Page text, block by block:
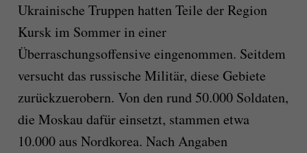
Ukrainische Truppen hatten Teile der Region
Kursk im Sommer in einer
Überraschungsoffensive eingenommen. Seitdem
versucht das russische Militär, diese Gebiete
zurückzuerobern. Von den rund 50.000 Soldaten,
die Moskau dafür einsetzt, stammen etwa
10.000 aus Nordkorea. Nach Angaben